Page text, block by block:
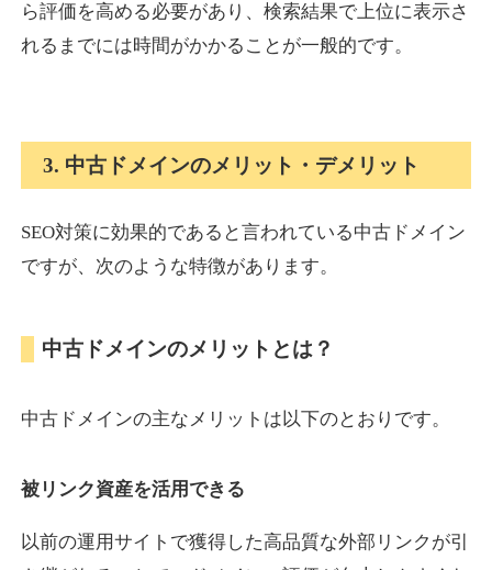
onlinepokerbetdansk.com
DA37 外部リンク数629 ドメイン年齢1年
10,800円 入札 0件
econopundit.com
外部リンク数 446
ら評価を高める必要があり、検索結果で上位に表示さ
れるまでには時間がかかることが一般的です。
3. 中古ドメインのメリット・デメリット
SEO対策に効果的であると言われている中古ドメイン
ですが、次のような特徴があります。
中古ドメインのメリットとは？
中古ドメインの主なメリットは以下のとおりです。
被リンク資産を活用できる
以前の運用サイトで獲得した高品質な外部リンクが引